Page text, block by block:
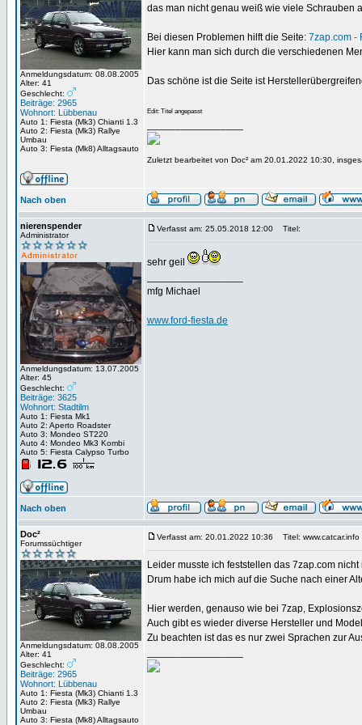
Anmeldungsdatum: 08.08.2005
Alter: 41
Geschlecht:
Beiträge: 2965
Wohnort: Lübbenau
Auto 1: Fiesta (Mk3) Chianti 1.3
Auto 2: Fiesta (Mk3) Rallye
Umbau
Auto 3: Fiesta (Mk8) Alltagsauto
das man nicht genau weiß wie viele Schrauben
Bei diesen Problemen hilft die Seite: 7zap.com -
Hier kann man sich durch die verschiedenen
Das schöne ist die Seite ist
Edit: Titel angepasst
Zuletzt bearbeitet von Doc² am 20.01.2022 10:30,
Nach oben
nierenspender
Administrator
Anmeldungsdatum: 13.07.2005
Alter: 45
Geschlecht:
Beiträge: 3625
Wohnort: Stadtilm
Auto 1: Fiesta Mk1
Auto 2: Aperto Roadster
Auto 3: Mondeo ST220
Auto 4: Mondeo Mk3 Kombi
Auto 5: Fiesta Calypso Turbo
Verfasst am: 25.05.2018 12:00 Titel:
sehr geil
mfg Michael
www.ford-fiesta.de
Nach oben
Doc²
Forumssüchtiger
Anmeldungsdatum: 08.08.2005
Alter: 41
Geschlecht:
Beiträge: 2965
Wohnort: Lübbenau
Auto 1: Fiesta (Mk3) Chianti 1.3
Auto 2: Fiesta (Mk3) Rallye
Umbau
Auto 3: Fiesta (Mk8) Alltagsauto
Verfasst am: 20.01.2022 10:36 Titel: www.catcar.info
Leider musste ich feststellen das 7zap.com
Drum habe ich mich auf die Suche nach einer
Hier werden, genauso wie bei 7zap,
Auch gibt es wieder diverse Hersteller und
Zu beachten ist das es nur zwei Sprachen zur